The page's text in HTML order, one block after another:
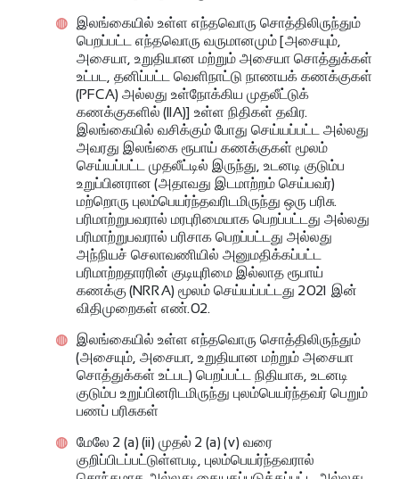
இலங்கையில் உள்ள எந்தவொரு சொத்திலிருந்தும்
பெறப்பட்ட எந்தவொரு வருமானமும் [அசையும்,
அசையா, உறுதியான மற்றும் அசையா சொத்துக்கள்
உட்பட, தனிப்பட்ட வெளிநாட்டு நாணயக் கணக்குகள்
(PFCA) அல்லது உள்நோக்கிய முதலீட்டுக்
கணக்குகளில் (IIA)] உள்ள நிதிகள் தவிர.
இலங்கையில் வசிக்கும் போது செய்யப்பட்ட அல்லது
அவரது இலங்கை ரூபாய் கணக்குகள் மூலம்
செய்யப்பட்ட முதலீட்டில் இருந்து, உடனடி குடும்ப
உறுப்பினரான (அதாவது இடமாற்றம் செய்பவர்)
மற்றொரு புலம்பெயர்ந்தவரிடமிருந்து ஒரு பரிசு.
பரிமாற்றுபவரால் மரபுரிமையாக பெறப்பட்டது அல்லது
பரிமாற்றுபவரால் பரிசாக பெறப்பட்டது அல்லது
அந்நியச் செலாவணியில் அனுமதிக்கப்பட்ட
பரிமாற்றதாரரின் குடியுரிமை இல்லாத ரூபாய்
கணக்கு (NRRA) மூலம் செய்யப்பட்டது 2021 இன்
விதிமுறைகள் எண்.02.
இலங்கையில் உள்ள எந்தவொரு சொத்திலிருந்தும்
(அசையும், அசையா, உறுதியான மற்றும் அசையா
சொத்துக்கள் உட்பட) பெறப்பட்ட நிதியாக, உடனடி
குடும்ப உறுப்பினரிடமிருந்து புலம்பெயர்ந்தவர் பெறும்
பணப் பரிசுகள்
மேலே 2 (a) (ii) முதல் 2 (a) (v) வரை
குறிப்பிடப்பட்டுள்ளபடி, புலம்பெயர்ந்தவரால்